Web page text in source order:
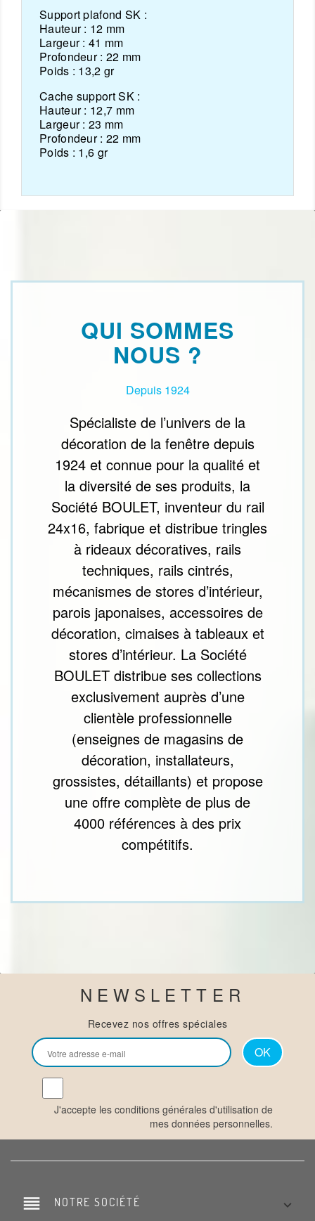
Support plafond SK :
Hauteur : 12 mm
Largeur : 41 mm
Profondeur : 22 mm
Poids : 13,2 gr
Cache support SK :
Hauteur : 12,7 mm
Largeur : 23 mm
Profondeur : 22 mm
Poids : 1,6 gr
QUI SOMMES
NOUS ?
Depuis 1924
Spécialiste de l’univers de la
décoration de la fenêtre depuis
1924 et connue pour la qualité et
la diversité de ses produits, la
Société BOULET, inventeur du rail
24x16, fabrique et distribue tringles
à rideaux décoratives, rails
techniques, rails cintrés,
mécanismes de stores d’intérieur,
parois japonaises, accessoires de
décoration, cimaises à tableaux et
stores d’intérieur. La Société
BOULET distribue ses collections
exclusivement auprès d’une
clientèle professionnelle
(enseignes de magasins de
décoration, installateurs,
grossistes, détaillants) et propose
une offre complète de plus de
4000 références à des prix
compétitifs.
NEWSLETTER
Recevez nos offres spéciales
J'accepte les conditions générales d'utilisation de
mes données personnelles.
reorder NOTRE SOCIÉTÉ 